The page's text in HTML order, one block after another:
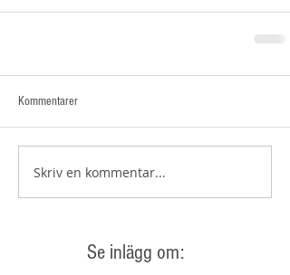
Kommentarer
Skriv en kommentar...
Se inlägg om: